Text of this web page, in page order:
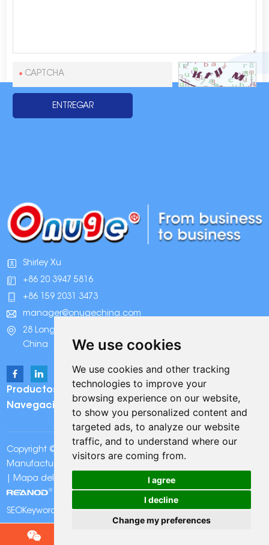
We use cookies
We use cookies and other tracking
technologies to improve your
browsing experience on our website,
to show you personalized content and
targeted ads, to analyze our website
traffic, and to understand where our
visitors are coming from.
I agree
I decline
Change my preferences
Shirley Xu
+86 20 3947 5816
+86 159 2031 3473
manager@onugechina.com
28 Longhai Road, Parque Industrial Xinhua, Guangzhou,
China
Productos
Navegación
Copyright © Onuge Personal Care (Guangdong)
Manufacturer Group Co., LTD. Reservados todos los derechos
Mapa del sitio Política de Privacidad| Apoyo técnico:
SEOKeywords: Tiras blanqueadoras de dientes Onuge